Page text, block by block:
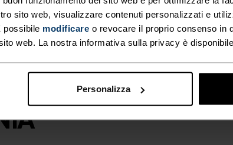
sito web, visualizzare contenuti personalizzati e
possibile modificare o revocare il proprio consenso in
web. La nostra informativa sulla privacy è disponibile
Personalizza